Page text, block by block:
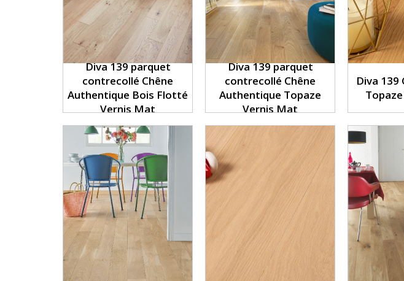
Diva 139 parquet
contrecollé Chêne
Authentique Bois Flotté
Vernis Mat
Diva 139 parquet
contrecollé Chêne
Authentique Topaze
Vernis Mat
Diva 139